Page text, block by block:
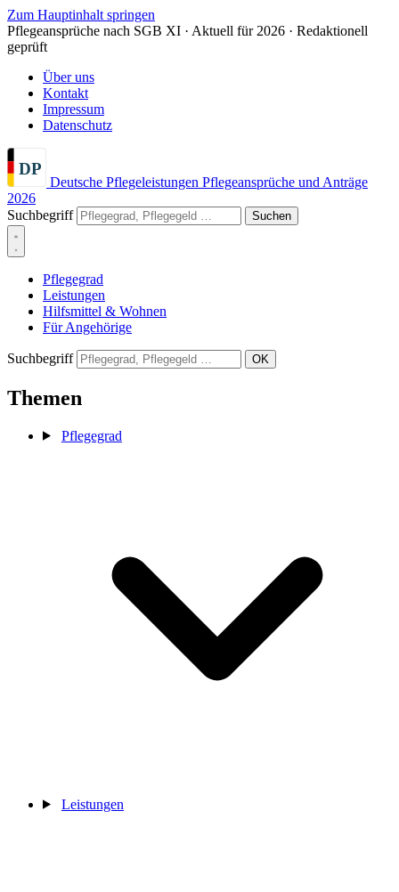
Zum Hauptinhalt springen
Pflegeansprüche nach SGB XI · Aktuell für 2026 · Redaktionell
geprüft
Über uns
Kontakt
Impressum
Datenschutz
DP
Deutsche Pflegeleistungen Pflegeansprüche und Anträge
2026
Suchbegriff
Suchen
Pflegegrad
Leistungen
Hilfsmittel & Wohnen
Für Angehörige
Suchbegriff OK
Themen
Pflegegrad
Leistungen